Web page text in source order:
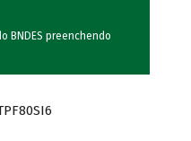
BNDES preenchendo